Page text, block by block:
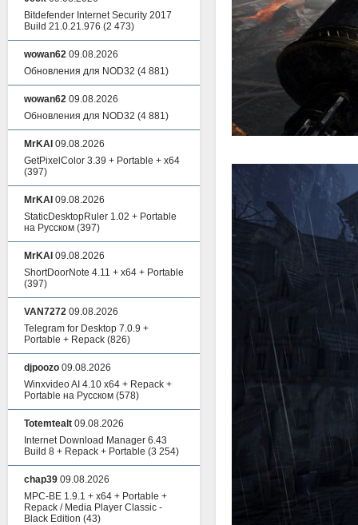
Bitdefender Internet Security 2017
Build 21.0.21.976 (2 473)
wowan62 09.08.2026
Обновления для NOD32 (4 881)
wowan62 09.08.2026
Обновления для NOD32 (4 881)
MrKAI 09.08.2026
GetPixelColor 3.39 + Portable + x64
(397)
MrKAI 09.08.2026
StaticDesktopRuler 1.02 + Portable
на Русском (397)
MrKAI 09.08.2026
ShortDoorNote 4.11 + x64 + Portable
(397)
VAN7272 09.08.2026
Telegram for Desktop 7.0.9 +
Portable + Repack (826)
djpoozo 09.08.2026
Winxvideo AI 4.10 x64 + Repack +
Portable на Русском (578)
Totemtealt 09.08.2026
Internet Download Manager 6.43
Build 8 + Repack + Portable (3 254)
chap39 09.08.2026
MPC-BE 1.9.1 + x64 + Portable +
Repack / Media Player Classic -
Black Edition (43)